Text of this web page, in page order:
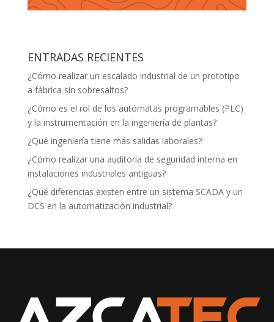
ENTRADAS RECIENTES
¿Cómo realizar un escalado industrial de un prototipo
a fábrica sin sobresaltos?
¿Cómo es el rol de los autómatas programables (PLC)
y la instrumentación en la ingeniería de plantas?
¿Qué ingeniería tiene más salidas laborales?
¿Cómo realizar una auditoría de seguridad interna en
instalaciones industriales antiguas?
¿Qué diferencias existen entre un sistema SCADA y un
DCS en la automatización industrial?